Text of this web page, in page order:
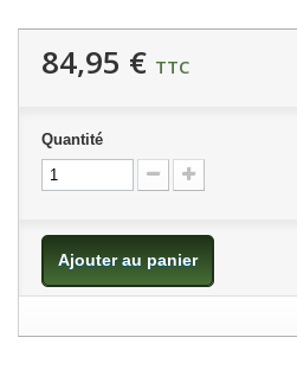
84,95 € TTC
Quantité
Ajouter au panier